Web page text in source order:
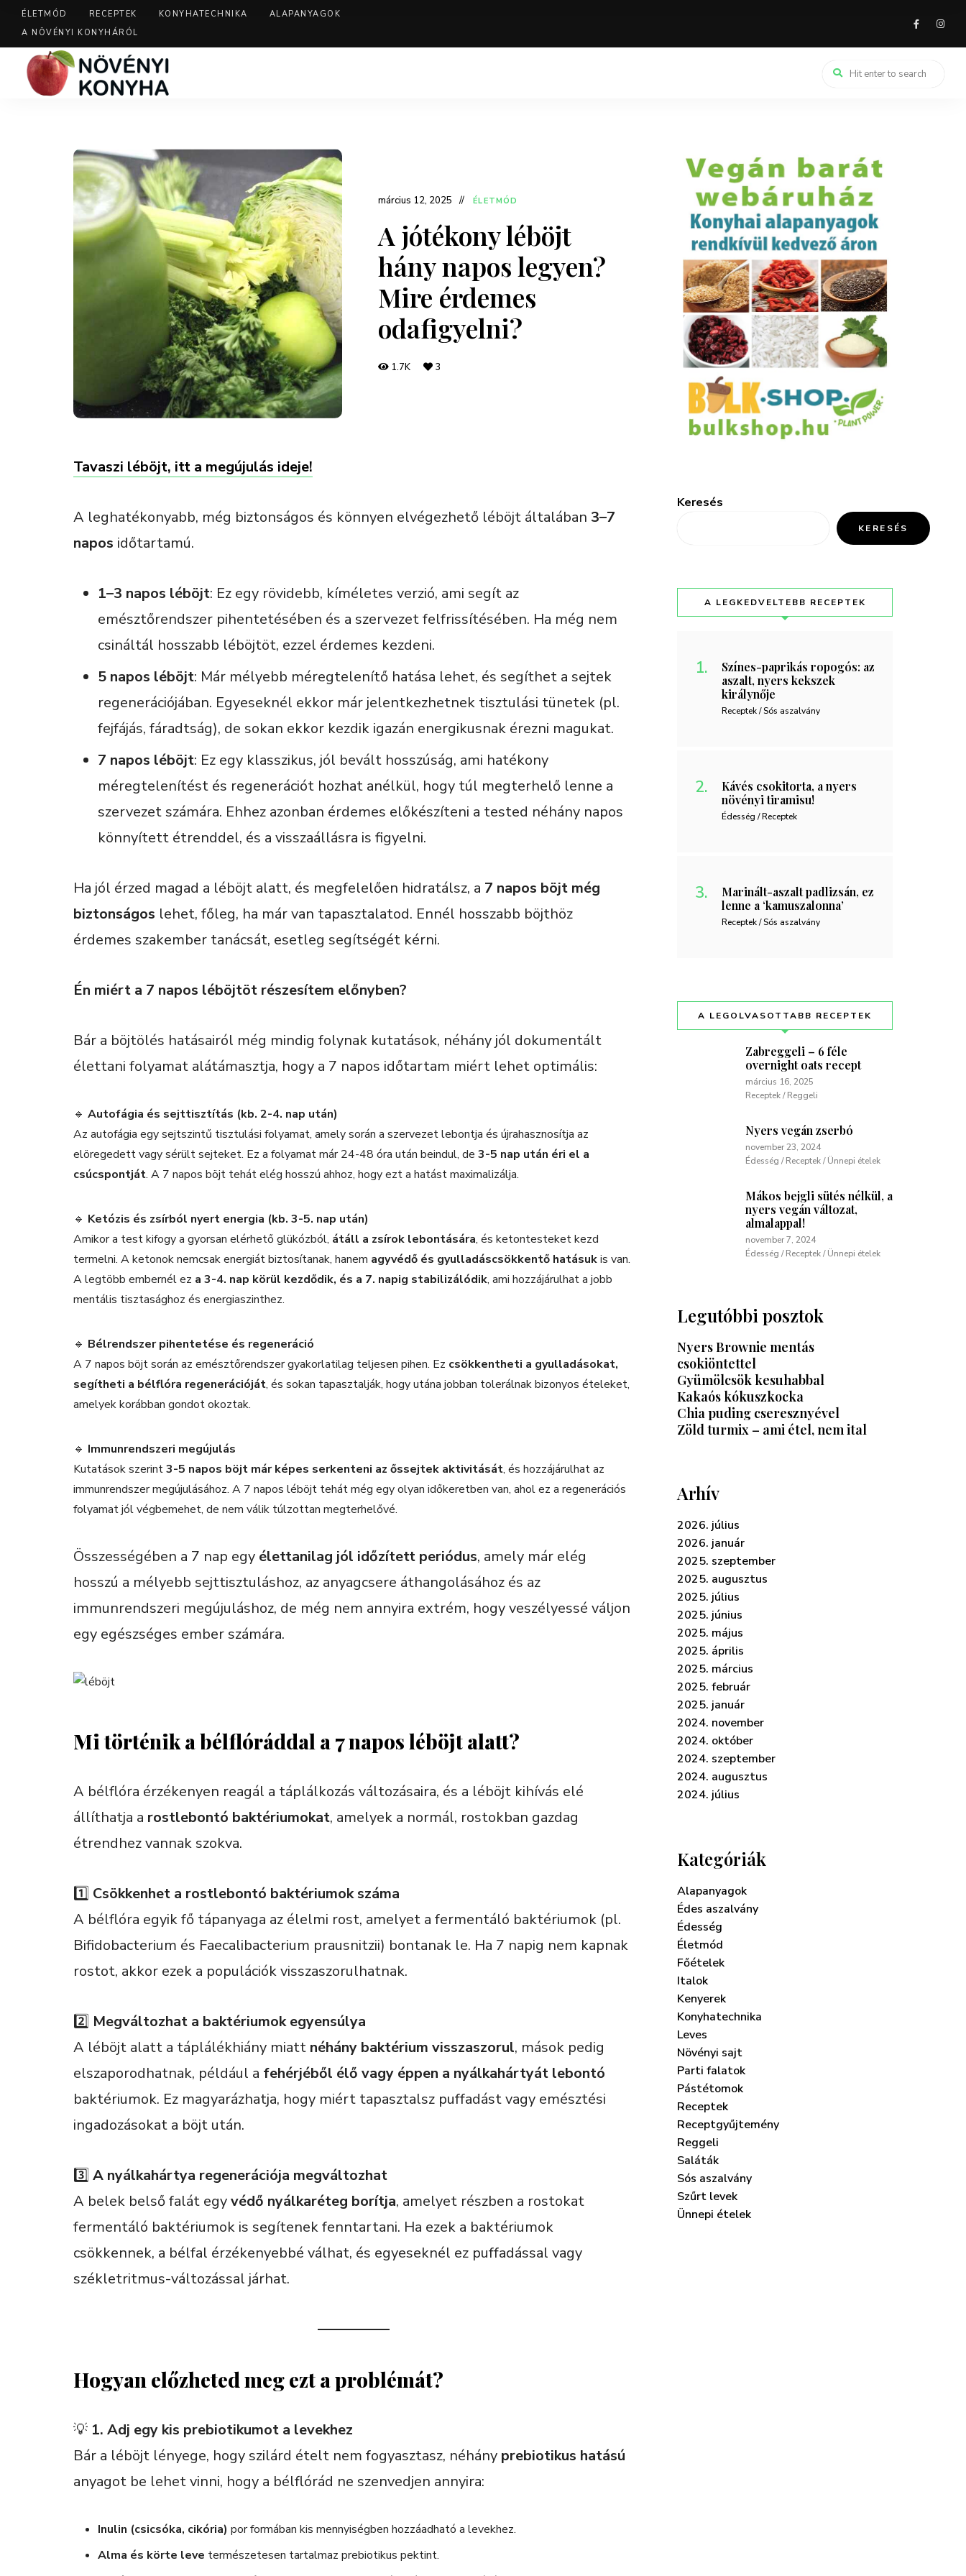
ÉLETMÓD RECEPTEK KONYHATECHNIKA
ALAPANYAGOK
A NÖVÉNYI KONYHÁRÓL
március 12, 2025 ÉLETMÓD
A jótékony léböjt
hány napos legyen?
Mire érdemes
odafigyelni?
1.7K 3
Tavaszi léböjt, itt a megújulás ideje!
A leghatékonyabb, még biztonságos és könnyen elvégezhető léböjt általában 3–7
napos időtartamú.
1–3 napos léböjt: Ez egy rövidebb, kíméletes verzió, ami segít az
emésztőrendszer pihentetésében és a szervezet felfrissítésében. Ha még nem
csináltál hosszabb léböjtöt, ezzel érdemes kezdeni.
5 napos léböjt: Már mélyebb méregtelenítő hatása lehet, és segíthet a sejtek
regenerációjában. Egyeseknél ekkor már jelentkezhetnek tisztulási tünetek (pl.
fejfájás, fáradtság), de sokan ekkor kezdik igazán energikusnak érezni magukat.
7 napos léböjt: Ez egy klasszikus, jól bevált hosszúság, ami hatékony
méregtelenítést és regenerációt hozhat anélkül, hogy túl megterhelő lenne a
szervezet számára. Ehhez azonban érdemes előkészíteni a tested néhány napos
könnyített étrenddel, és a visszaállásra is figyelni.
Ha jól érzed magad a léböjt alatt, és megfelelően hidratálsz, a 7 napos böjt még
biztonságos lehet, főleg, ha már van tapasztalatod. Ennél hosszabb böjthöz
érdemes szakember tanácsát, esetleg segítségét kérni.
Én miért a 7 napos léböjtöt részesítem előnyben?
Bár a böjtölés hatásairól még mindig folynak kutatások, néhány jól dokumentált
élettani folyamat alátámasztja, hogy a 7 napos időtartam miért lehet optimális:
🔹 Autofágia és sejttisztítás (kb. 2-4. nap után)
Az autofágia egy sejtszintű tisztulási folyamat, amely során a szervezet lebontja és újrahasznosítja az
elöregedett vagy sérült sejteket. Ez a folyamat már 24-48 óra után beindul, de 3-5 nap után éri el a
csúcspontját. A 7 napos böjt tehát elég hosszú ahhoz, hogy ezt a hatást maximalizálja.
🔹 Ketózis és zsírból nyert energia (kb. 3-5. nap után)
Amikor a test kifogy a gyorsan elérhető glükózból, átáll a zsírok lebontására, és ketontesteket kezd
termelni. A ketonok nemcsak energiát biztosítanak, hanem agyvédő és gyulladáscsökkentő hatásukis van.
A legtöbb embernél ez a 3-4. nap körül kezdődik, és a 7. napig stabilizálódik, ami hozzájárulhat a jobb
mentális tisztasághoz és energiaszinthez.
🔹 Bélrendszer pihentetése és regeneráció
A 7 napos böjt során az emésztőrendszer gyakorlatilag teljesen pihen. Ez csökkentheti a gyulladásokat,
segítheti a bélflóra regenerációját, és sokan tapasztalják, hogy utána jobban tolerálnak bizonyos ételeket,
amelyek korábban gondot okoztak.
🔹 Immunrendszeri megújulás
Kutatások szerint3-5 napos böjt már képes serkenteni az őssejtek aktivitását, és hozzájárulhat az
immunrendszer megújulásához. A 7 napos léböjt tehát még egy olyan időkeretben van, ahol ez a regenerációs
folyamat jól végbemehet, de nem válik túlzottan megterhelővé.
Összességében a 7 nap egy élettanilag jól időzített periódus, amely már elég
hosszú a mélyebb sejttisztuláshoz, az anyagcsere áthangolásához és az
immunrendszeri megújuláshoz, de még nem annyira extrém, hogy veszélyessé váljon
egy egészséges ember számára.
Mi történik a bélflóráddal a 7 napos léböjt alatt?
A bélflóra érzékenyen reagál a táplálkozás változásaira, és a léböjt kihívás elé
állíthatja a rostlebontó baktériumokat, amelyek a normál, rostokban gazdag
étrendhez vannak szokva.
1️⃣ Csökkenhet a rostlebontó baktériumok száma
A bélflóra egyik fő tápanyaga az élelmi rost, amelyet a fermentáló baktériumok (pl.
Bifidobacterium és Faecalibacterium prausnitzii) bontanak le. Ha 7 napig nem kapnak
rostot, akkor ezek a populációk visszaszorulhatnak.
2️⃣ Megváltozhat a baktériumok egyensúlya
A léböjt alatt a táplálékhiány miatt néhány baktérium visszaszorul, mások pedig
elszaporodhatnak, például a fehérjéből élő vagy éppen a nyálkahártyát lebontó
baktériumok. Ez magyarázhatja, hogy miért tapasztalsz puffadást vagy emésztési
ingadozásokat a böjt után.
3️⃣ A nyálkahártya regenerációja megváltozhat
A belek belső falát egyvédő nyálkaréteg borítja, amelyet részben a rostokat
fermentáló baktériumok is segítenek fenntartani. Ha ezek a baktériumok
csökkennek, a bélfal érzékenyebbé válhat, és egyeseknél ez puffadással vagy
székletritmus-változással járhat.
Hogyan előzheted meg ezt a problémát?
💡 1. Adj egy kis prebiotikumot a levekhez
Bár a léböjt lényege, hogy szilárd ételt nem fogyasztasz, néhány prebiotikus hatású
anyagot be lehet vinni, hogy a bélflórád ne szenvedjen annyira:
Inulin (csicsóka, cikória) por formában kis mennyiségben hozzáadható a levekhez.
Alma és körte leve természetesen tartalmaz prebiotikus pektint.
Keresés
KERESÉS
A LEGKEDVELTEBB RECEPTEK
Színes-paprikás ropogós: az
aszalt, nyers kekszek
királynője
Receptek / Sós aszalvány
Kávés csokitorta, a nyers
növényi tiramisu!
Édesség / Receptek
Marinált-aszalt padlizsán, ez
lenne a ‘kamuszalonna’
Receptek / Sós aszalvány
A LEGOLVASOTTABB RECEPTEK
Zabreggeli – 6 féle
overnight oats recept
március 16, 2025
Receptek / Reggeli
Nyers vegán zserbó
november 23, 2024
Édesség / Receptek / Ünnepi ételek
Mákos bejgli sütés nélkül, a
nyers vegán változat,
almalappal!
november 7, 2024
Édesség / Receptek / Ünnepi ételek
Legutóbbi posztok
Nyers Brownie mentás
csokiöntettel
Gyümölcsök kesuhabbal
Kakaós kókuszkocka
Chia puding cseresznyével
Zöld turmix – ami étel, nem ital
Arhív
2026. július
2026. január
2025. szeptember
2025. augusztus
2025. július
2025. június
2025. május
2025. április
2025. március
2025. február
2025. január
2024. november
2024. október
2024. szeptember
2024. augusztus
2024. július
Kategóriák
Alapanyagok
Édes aszalvány
Édesség
Életmód
Főételek
Italok
Kenyerek
Konyhatechnika
Leves
Növényi sajt
Parti falatok
Pástétomok
Receptek
Receptgyűjtemény
Reggeli
Saláták
Sós aszalvány
Szűrt levek
Ünnepi ételek